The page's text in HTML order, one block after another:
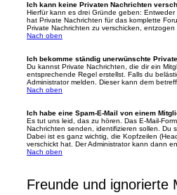
Ich kann keine Privaten Nachrichten
Hierfür kann es drei Gründe geben:
hat Private Nachrichten für das komplette
Private Nachrichten zu verschicken,
Nach oben
Ich bekomme ständig unerwünschte
Du kannst Private Nachrichten, die dir ein
entsprechende Regel erstellst. Falls du
Administrator melden. Dieser kann dem
Nach oben
Ich habe eine Spam-E-Mail von einem
Es tut uns leid, das zu hören. Das E-Mail-
Nachrichten senden, identifizieren sollen. Du
Dabei ist es ganz wichtig, die Kopfzeilen
verschickt hat. Der Administrator kann dann
Nach oben
Freunde und ignorierte